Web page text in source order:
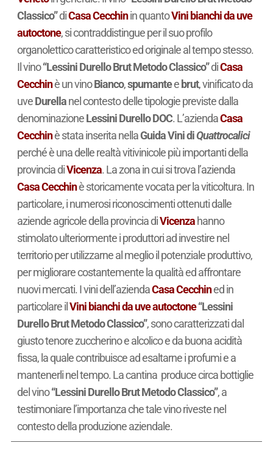
Classico”diCasa Cecchinin quantoVini bianchi da uve
autoctone, si contraddistingue per il suo profilo
organolettico caratteristico ed originale al tempo stesso.
Il vino“Lessini Durello Brut Metodo Classico”diCasa
Cecchinè un vinoBianco,spumantee brut, vinificato da
uveDurellanel contesto delle tipologie previste dalla
denominazioneLessini Durello DOC. L’aziendaCasa
Cecchinè stata inserita nellaGuida Vini diQuattrocalici
perché è una delle realtà vitivinicole più importanti della
provincia diVicenza. La zona in cui si trova l’azienda
Casa Cecchinè storicamente vocata per la viticoltura. In
particolare, i numerosi riconoscimenti ottenuti dalle
aziende agricole della provincia diVicenzahanno
stimolato ulteriormente i produttori ad investire nel
territorio per utilizzarne al meglio il potenziale produttivo,
per migliorare costantemente la qualità ed affrontare
nuovi mercati. I vini dell’aziendaCasa Cecchined in
particolare il Vini bianchi da uve autoctone“Lessini
Durello Brut Metodo Classico”, sono caratterizzati dal
giusto tenore zuccherino e alcolico e da buona acidità
fissa, la quale contribuisce ad esaltarne i profumi e a
mantenerli nel tempo. La cantina produce circabottiglie
del vino“Lessini Durello Brut Metodo Classico”, a
testimoniare l’importanza che tale vino riveste nel
contesto della produzione aziendale.